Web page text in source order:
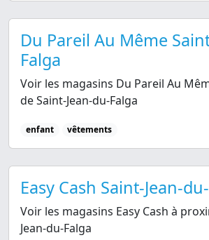
Du Pareil Au Même
Falga
Voir les magasins Du Pareil Au
de Saint-Jean-du-Falga
enfant vêtements
Easy Cash Saint-Jean-
Voir les magasins Easy Cash à
Jean-du-Falga